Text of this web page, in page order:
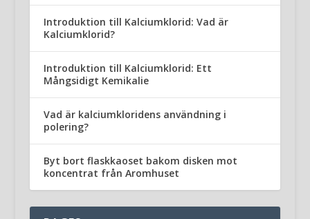
Introduktion till Kalciumklorid: Vad är
Kalciumklorid?
Introduktion till Kalciumklorid: Ett
Mångsidigt Kemikalie
Vad är kalciumkloridens användning i
polering?
Byt bort flaskkaoset bakom disken mot
koncentrat från Aromhuset